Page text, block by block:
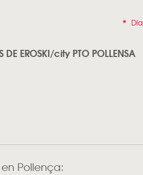
*
DE EROSKI/city PTO POLLENSA
en Pollença: